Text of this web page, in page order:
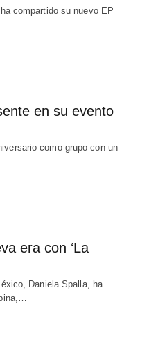
compartido su nuevo EP
en su evento
como grupo con un
era con ‘La
Daniela Spalla, ha